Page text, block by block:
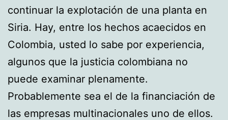
continuar la explotación de una planta en
Siria. Hay, entre los hechos acaecidos en
Colombia, usted lo sabe por experiencia,
algunos que la justicia colombiana no
puede examinar plenamente.
Probablemente sea el de la financiación de
las empresas multinacionales uno de ellos.